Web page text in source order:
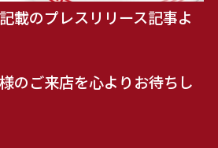
載のプレスリリース記事よ
のご来店を心よりお待ちし